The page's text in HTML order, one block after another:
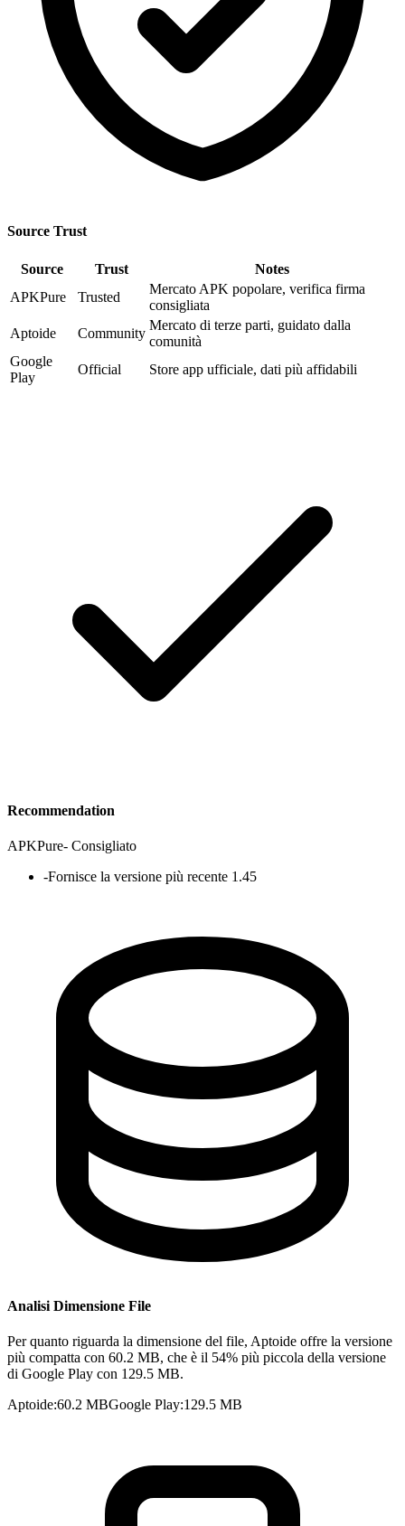
Source Trust
Source Trust
Notes
APKPure
Trusted
Mercato APK popolare, verifica firma
consigliata
Aptoide
Community
Mercato di terze parti, guidato dalla
comunità
Google
Play
Official Store app ufficiale, dati più affidabili
Recommendation
APKPure- Consigliato
-Fornisce la versione più recente 1.45
Analisi Dimensione File
Per quanto riguarda la dimensione del file, Aptoide offre la versione
più compatta con 60.2 MB, che è il 54% più piccola della versione
di Google Play con 129.5 MB.
Aptoide:60.2 MBGoogle Play:129.5 MB